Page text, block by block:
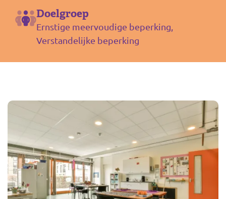
Doelgroep
Ernstige meervoudige beperking,
Verstandelijke beperking